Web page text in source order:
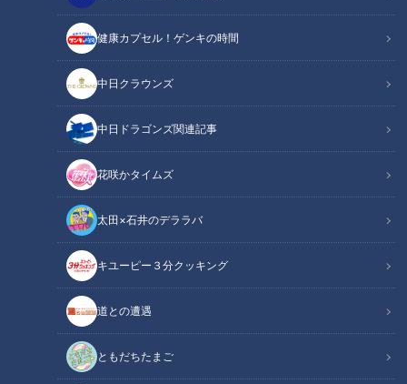
健康カプセル！ゲンキの時間
中日クラウンズ
中日ドラゴンズ関連記事
花咲かタイムズ
太田×石井のデララバ
キユーピー３分クッキング
道との遭遇
ともだちたまご
記事に戻る
CBCテレビ『健康カプセル！ゲンキの時間』